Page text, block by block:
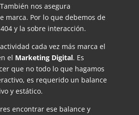
nos asegura
marca. Por lo que debemos de
y la sobre interacción.
cada vez más marca el
el Marketing Digital. Es
que no todo lo que hagamos
es requerido un balance
y estático.
encontrar ese balance y